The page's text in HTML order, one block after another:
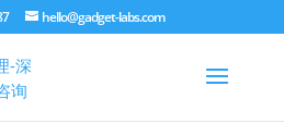
hello@gadget-labs.com